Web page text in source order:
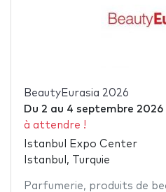
BeautyEurasia 2026
Du 2 au 4 septembre 2026
à attendre !
Istanbul Expo Center
Istanbul, Turquie
Parfumerie, produits de